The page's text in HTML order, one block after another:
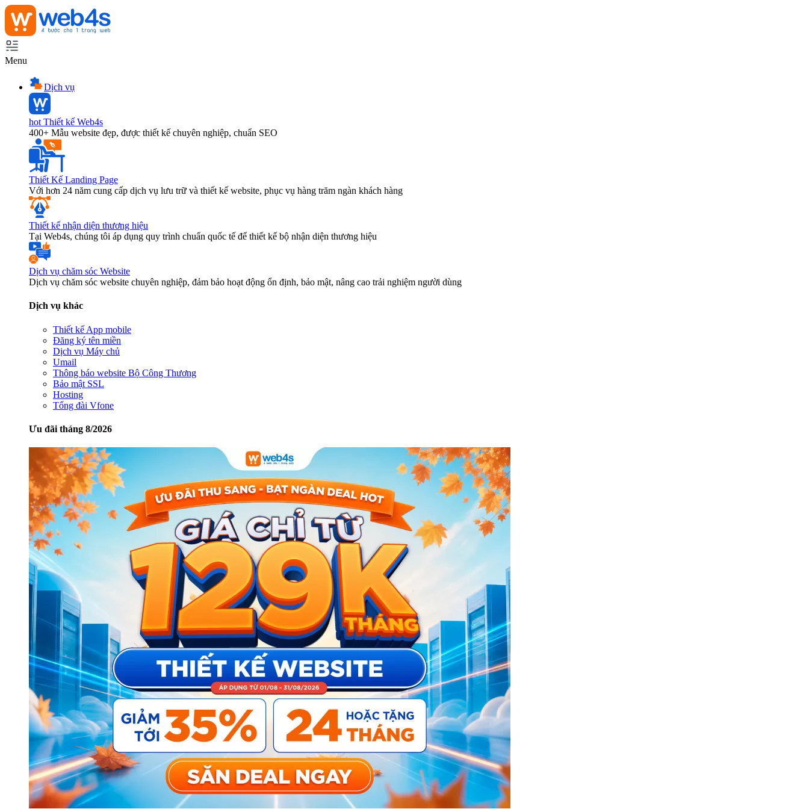
Menu
Dịch vụ
hot Thiết kế Web4s
400+ Mẫu website đẹp, được thiết kế chuyên nghiệp, chuẩn SEO
Thiết Kế Landing Page
Với hơn 24 năm cung cấp dịch vụ lưu trữ và thiết kế website, phục vụ hàng trăm ngàn khách hàng
Thiết kế nhận diện thương hiệu
Tại Web4s, chúng tôi áp dụng quy trình chuẩn quốc tế để thiết kế bộ nhận diện thương hiệu
Dịch vụ chăm sóc Website
Dịch vụ chăm sóc website chuyên nghiệp, đảm bảo hoạt động ổn định, bảo mật, nâng cao trải nghiệm người dùng
Dịch vụ khác
Thiết kế App mobile
Đăng ký tên miền
Dịch vụ Máy chủ
Umail
Thông báo website Bộ Công Thương
Bảo mật SSL
Hosting
Tổng đài Vfone
Ưu đãi tháng 8/2026